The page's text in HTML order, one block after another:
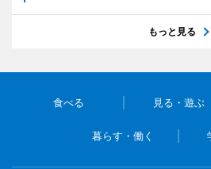
もっと見る
食べる 見る・遊ぶ
暮らす・働く